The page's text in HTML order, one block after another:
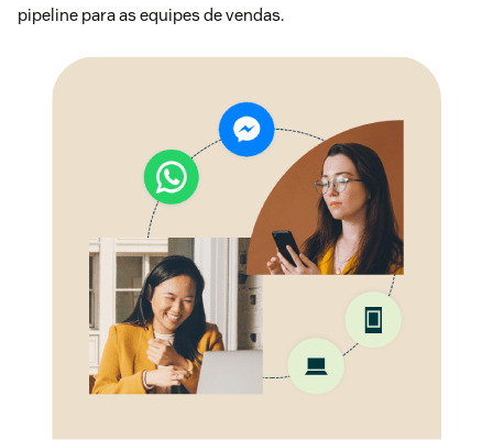
pipeline para as equipes de vendas.